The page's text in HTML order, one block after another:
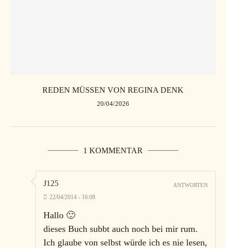
REDEN MÜSSEN VON REGINA DENK
20/04/2026
1 KOMMENTAR
J125
22/04/2014 - 16:08
Hallo 🙂
dieses Buch subbt auch noch bei mir rum.
Ich glaube von selbst würde ich es nie lesen,
ANTWORTEN